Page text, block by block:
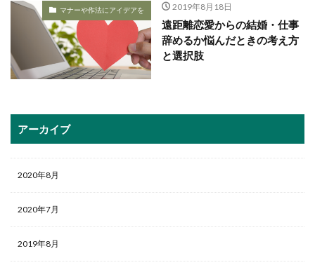
マナーや作法にアイデアを 2019年8月18日
遠距離恋愛からの結婚・仕事
辞めるか悩んだときの考え方
と選択肢
アーカイブ
2020年8月
2020年7月
2019年8月